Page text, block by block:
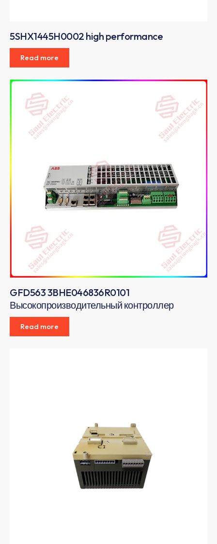
5SHX1445H0002 high performance
Read more
GFD563 3BHE046836R0101
Высокопроизводительный контроллер
Read more